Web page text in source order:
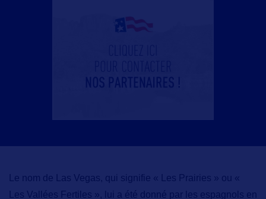
Le nom de Las Vegas, qui signifie « Les Prairies » ou «
Les Vallées Fertiles », lui a été donné par les espagnols en